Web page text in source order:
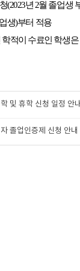
(2023년 2월 졸업생
생)부터 적용
이 수료인 학생은
및 휴학 신청 일정 안내
졸업인증제 신청 안내